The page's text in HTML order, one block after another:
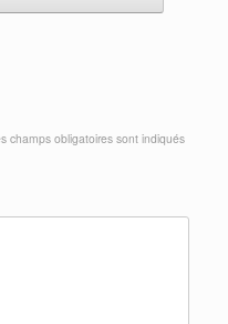
champs obligatoires sont indiqués